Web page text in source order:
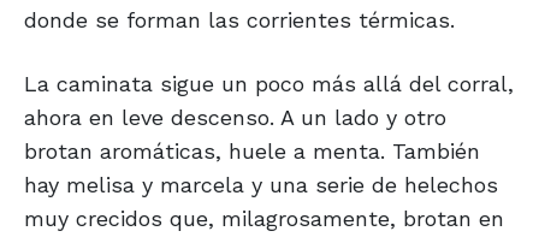
donde se forman las corrientes térmicas.
La caminata sigue un poco más allá del corral,
ahora en leve descenso. A un lado y otro
brotan aromáticas, huele a menta. También
hay melisa y marcela y una serie de helechos
muy crecidos que, milagrosamente, brotan en